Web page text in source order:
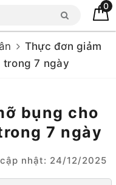
0
Thực đơn giảm
trong 7 ngày
bụng cho
7 ngày
nhật: 24/12/2025